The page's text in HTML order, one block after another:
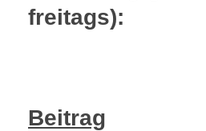
freitags):
Beitrag